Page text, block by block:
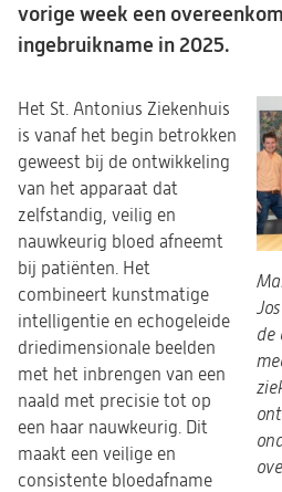
vorige week een
ingebruikname in 2025.
de
Het St. Antonius Ziekenhuis
is vanaf het begin betrokken
geweest bij de ontwikkeling
van het apparaat dat
zelfstandig, veilig en
nauwkeurig bloed afneemt
bij patiënten. Het
combineert kunstmatige
intelligentie en echogeleide
driedimensionale beelden
met het inbrengen van een
naald met precisie tot op
een haar nauwkeurig. Dit
maakt een veilige en
consistente bloedafname